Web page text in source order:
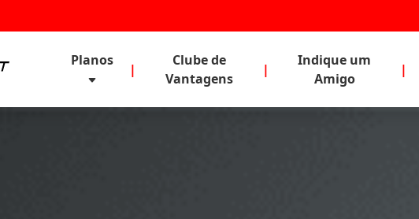
Planos
|
Clube de
Vantagens
|
Indique um
Amigo
|